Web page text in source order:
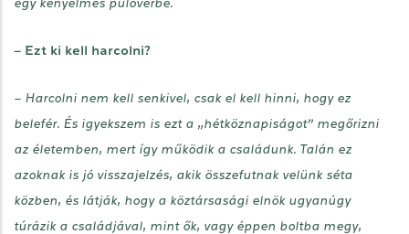
egy kényelmes pulóverbe.
– Ezt ki kell harcolni?
– Harcolni nem kell senkivel, csak el kell hinni, hogy ez
belefér. És igyekszem is ezt a „hétköznapiságot” megőrizni
az életemben, mert így működik a családunk. Talán ez
azoknak is jó visszajelzés, akik összefutnak velünk séta
közben, és látják, hogy a köztársasági elnök ugyanúgy
túrázik a családjával, mint ők, vagy éppen boltba megy,